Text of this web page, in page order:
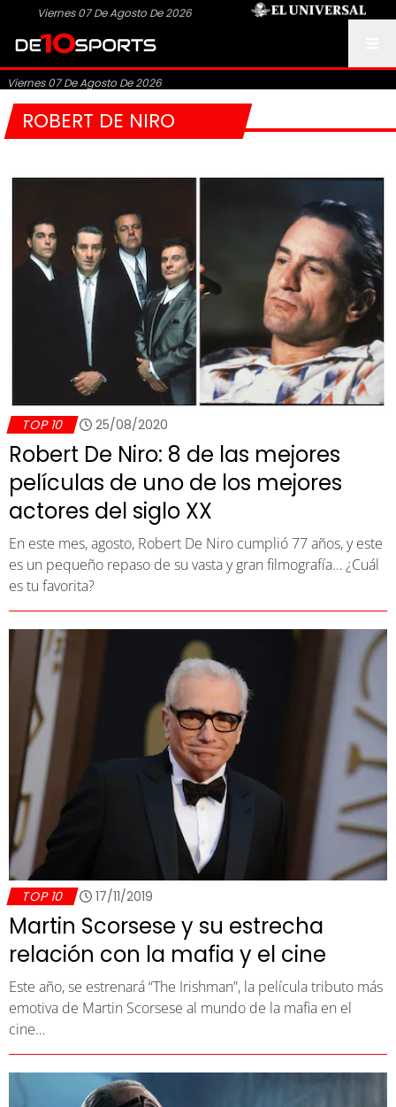
Viernes 07 De Agosto De 2026
Viernes 07 De Agosto De 2026
ROBERT DE NIRO
TOP 10 25/08/2020
Robert De Niro: 8 de las mejores
películas de uno de los mejores
actores del siglo XX
En este mes, agosto, Robert De Niro cumplió 77 años, y este
es un pequeño repaso de su vasta y gran filmografía… ¿Cuál
es tu favorita?
TOP 10 17/11/2019
Martin Scorsese y su estrecha
relación con la mafia y el cine
Este año, se estrenará “The Irishman”, la película tributo más
emotiva de Martin Scorsese al mundo de la mafia en el
cine…